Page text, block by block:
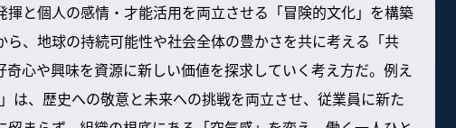
と個人の感情・才能活用を両立させる「冒険的文化」を構築
、地球の持続可能性や社会全体の豊かさを共に考える「共
心や興味を資源に新しい価値を探求していく考え方だ。例え
は、歴史への敬意と未来への挑戦を両立させ、従業員に新た